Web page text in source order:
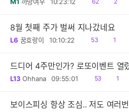
M1 까망여우 10:23:12
8월 첫째 주가 벌써 지나갔네요
L6 꿈호랑이 10:10:22
읽
53
공1
드디어 4주만인가? 로또이벤트 열
L13 Ohhana 09:55:01
읽
53
공1
보이스피싱 항상 조심.. 저도 여러